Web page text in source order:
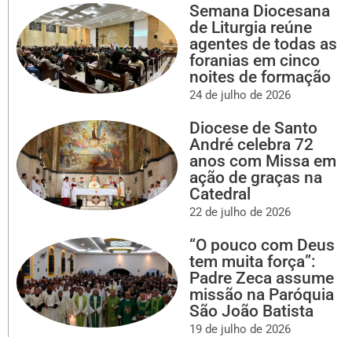
Semana Diocesana
de Liturgia reúne
agentes de todas as
foranias em cinco
noites de formação
24 de julho de 2026
Diocese de Santo
André celebra 72
anos com Missa em
ação de graças na
Catedral
22 de julho de 2026
“O pouco com Deus
tem muita força”:
Padre Zeca assume
missão na Paróquia
São João Batista
19 de julho de 2026